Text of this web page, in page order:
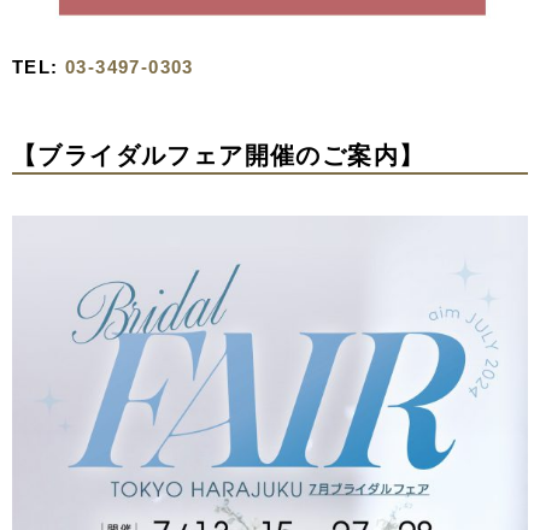
TEL: 03-3497-0303
【ブライダルフェア開催のご案内】